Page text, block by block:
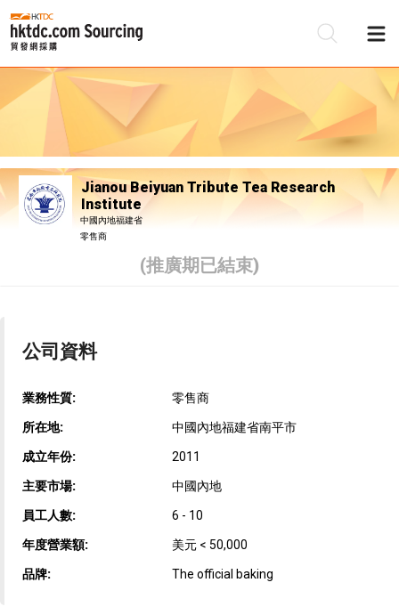
Jianou Beiyuan Tribute Tea Research
Institute
中國內地福建省
零售商
(推廣期已結束)
公司資料
業務性質: 零售商
所在地: 中國內地福建省南平市
成立年份: 2011
主要市場: 中國內地
員工人數: 6 - 10
年度營業額: 美元 < 50,000
品牌: The official baking